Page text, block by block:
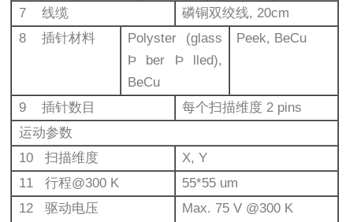
7 线缆
磷铜双绞线, 20cm
8 插针材料
Polyster (glass
Þ ber Þ lled),
BeCu
Peek, BeCu
9 插针数⽬
每个扫描维度 2 pins
运动参数
10 扫描维度
X, Y
11 ⾏程@300 K
55*55 um
12 驱动电压
Max. 75 V @300 K